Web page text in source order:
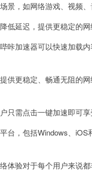
，如网络游戏、视频、
延迟，提供更稳定的网
加速器可以快速加载
更稳定、畅通无阻的
需点击一键加速即可享
，包括Windows、iOS
验对于每个用户来说都